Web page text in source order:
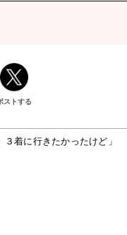
ストする
着に行きたかったけど」